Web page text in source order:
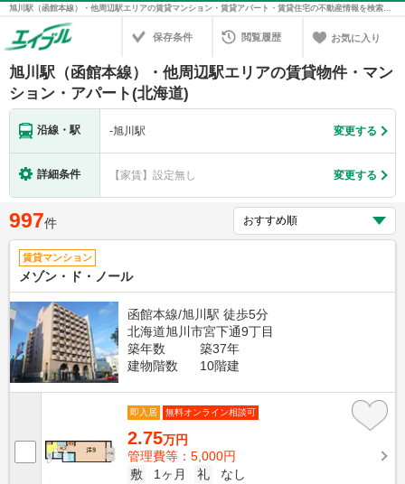
旭川駅（函館本線）・他周辺駅エリアの賃貸マンション・賃貸アパート・賃貸住宅の不動産情報を検索！不動産賃貸の物件探しは、お部屋探しのエイブル
保存条件 閲覧履歴 お気に入り
旭川駅（函館本線）・他周辺駅エリアの賃貸物件・マン
ション・アパート(北海道)
沿線・駅 -旭川駅 変更する
詳細条件 【家賃】設定無し 変更する
997件
賃貸マンション
メゾン・ド・ノール
函館本線/旭川駅 徒歩5分
北海道旭川市宮下通9丁目
築年数
築37年
建物階数
10階建
即入居 無料オンライン相談可
2.75万円
管理費等：5,000円
敷
1ヶ月 礼
なし